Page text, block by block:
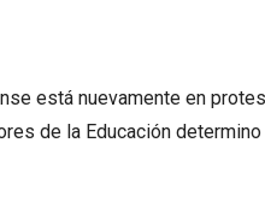
está nuevamente en
de la Educación